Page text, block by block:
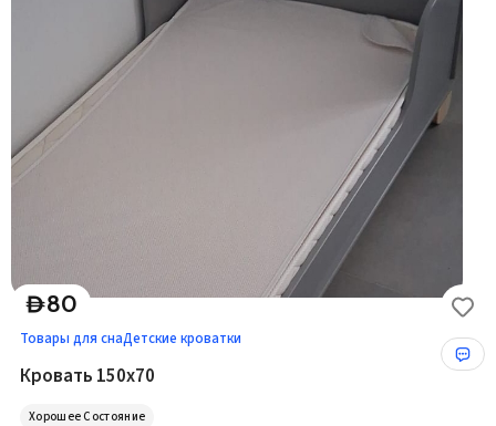
D80
Товары для снаДетские кроватки
Кровать 150x70
Хорошее Состояние